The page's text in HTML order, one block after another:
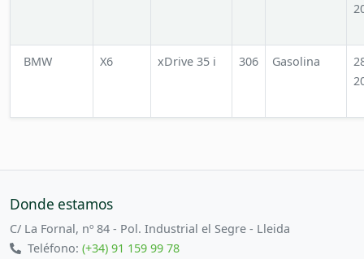
BMW X6 xDrive 35 i 306 Gasolina
Donde estamos
C/ La Fornal, nº 84 - Pol. Industrial el Segre - Lleida
Teléfono:(+34) 91 159 99 78